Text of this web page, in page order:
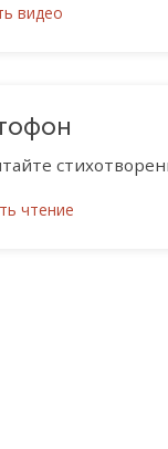
видео
чтение